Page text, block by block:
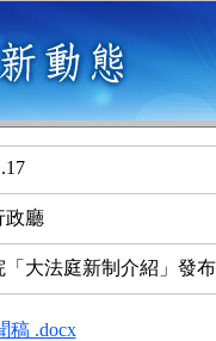
政廳
「大法庭新制介紹」發
稿 .docx